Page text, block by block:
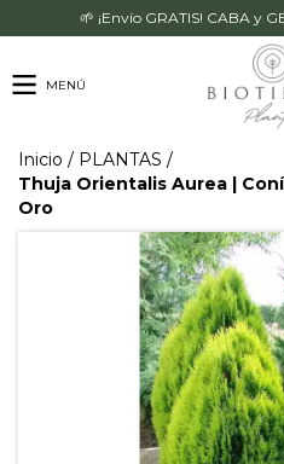
🌱 ¡Envío GRATIS! CABA y
MENÚ
Inicio / PLANTAS /
Thuja Orientalis Aurea |
Oro